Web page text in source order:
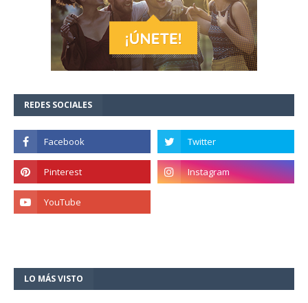
REDES SOCIALES
LO MÁS VISTO